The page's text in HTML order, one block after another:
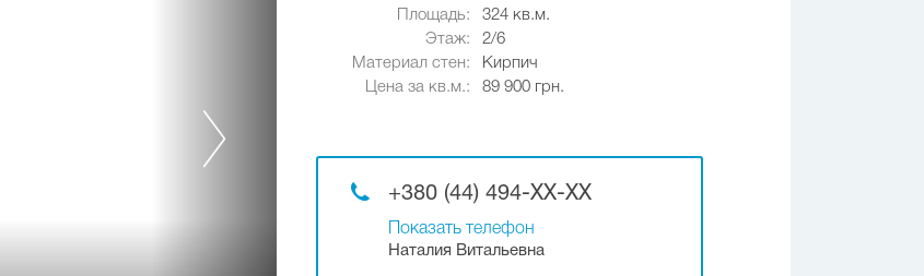
Площадь:
324 кв.м.
Этаж:
2/6
Материал стен:
Кирпич
Цена за кв.м.:
89 900 грн.
+380 (44) 494-XX-XX
Показать телефон
Наталия Витальевна